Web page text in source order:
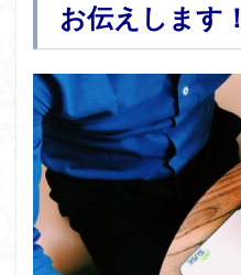
お伝えします！